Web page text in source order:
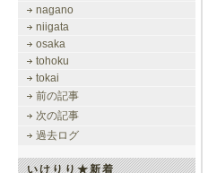
nagano
niigata
osaka
tohoku
tokai
前の記事
次の記事
過去ログ
いけりり★新着